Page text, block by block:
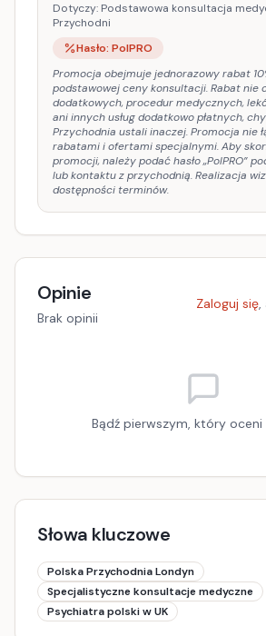
Dotyczy: Podstawowa konsultacja
Przychodni
Hasło: PolPRO
Promocja obejmuje jednorazowy rabat
podstawowej ceny konsultacji. Rabat nie
dodatkowych, procedur medycznych,
ani innych usług dodatkowo płatnych,
Przychodnia ustali inaczej. Promocja nie
rabatami i ofertami specjalnymi. Aby
promocji, należy podać hasło „PolPRO”
lub kontaktu z przychodnią. Realizacja
dostępności terminów.
Opinie
Brak opinii
Zaloguj się,
Bądź pierwszym, który
Słowa kluczowe
Polska Przychodnia Londyn
Specjalistyczne konsultacje medyczne
Psychiatra polski w UK